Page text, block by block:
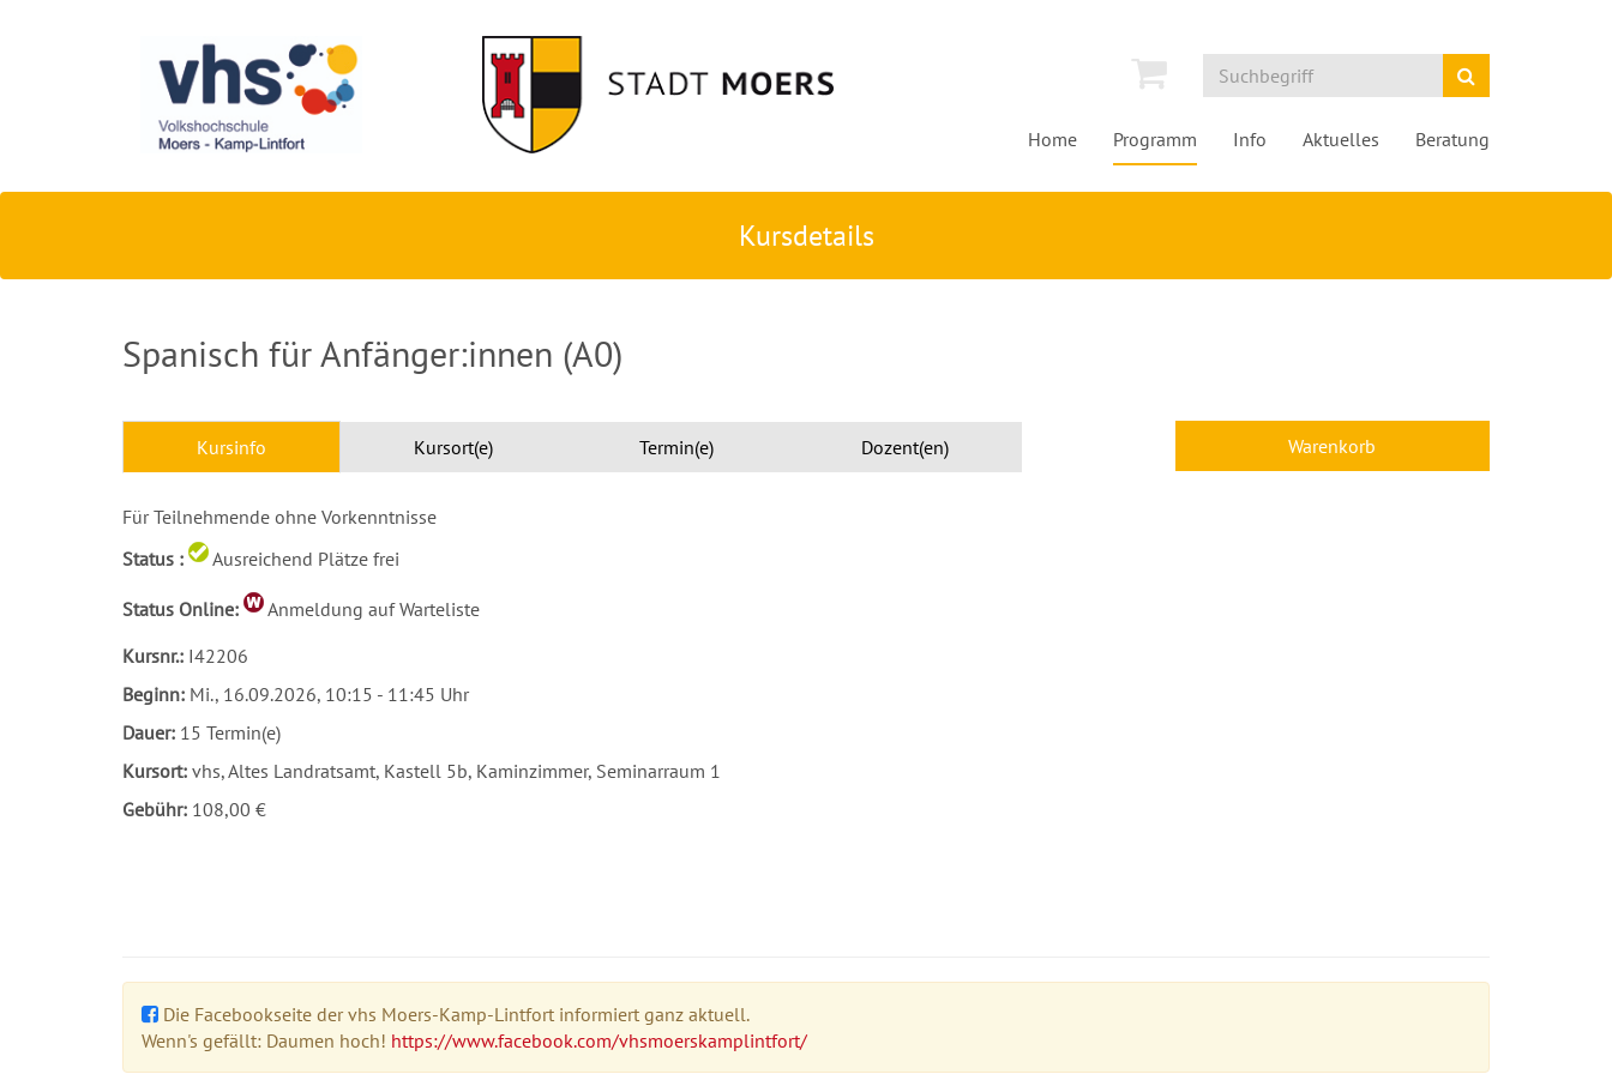
Home Programm Info Aktuelles Beratung
Kursdetails
Spanisch für Anfänger:innen (A0)
Kursinfo Kursort(e) Termin(e) Dozent(en)
Für Teilnehmende ohne Vorkenntnisse
Status : Ausreichend Plätze frei
Status Online:
Anmeldung auf Warteliste
Kursnr.: I42206
Beginn: Mi., 16.09.2026, 10:15 - 11:45 Uhr
Dauer: 15 Termin(e)
Kursort: vhs, Altes Landratsamt, Kastell 5b, Kaminzimmer, Seminarraum 1
Gebühr: 108,00 €
Warenkorb
Die Facebookseite der vhs Moers-Kamp-Lintfort informiert ganz aktuell.
Wenn's gefällt: Daumen hoch! https://www.facebook.com/vhsmoerskamplintfort/